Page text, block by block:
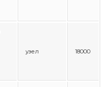
узел 18000